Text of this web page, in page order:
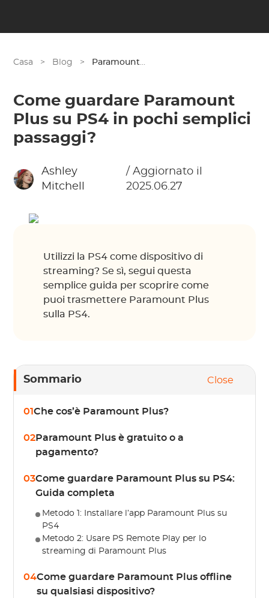
Casa > Blog > Paramount Plus
Come guardare Paramount
Plus su PS4 in pochi semplici
passaggi?
Ashley
Mitchell
/ Aggiornato il
2025.06.27
Utilizzi la PS4 come dispositivo di
streaming? Se sì, segui questa
semplice guida per scoprire come
puoi trasmettere Paramount Plus
sulla PS4.
Sommario Close
01Che cos’è Paramount Plus?
02Paramount Plus è gratuito o a
pagamento?
03Come guardare Paramount Plus su PS4:
Guida completa
Metodo 1: Installare l’app Paramount Plus su
PS4
Metodo 2: Usare PS Remote Play per lo
streaming di Paramount Plus
04Come guardare Paramount Plus offline
su qualsiasi dispositivo?